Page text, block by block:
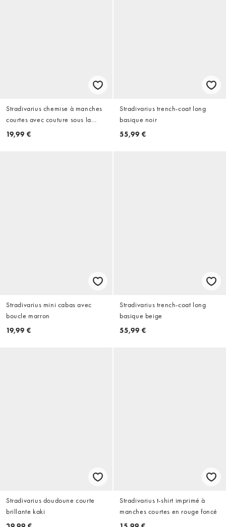
Stradivarius chemise à manches
courtes avec couture sous la
poitrine en écru
19,99 €
Stradivarius trench-coat long
basique noir
55,99 €
Stradivarius mini cabas avec
boucle marron
19,99 €
Stradivarius trench-coat long
basique beige
55,99 €
Stradivarius doudoune courte
brillante kaki
Stradivarius t-shirt imprimé à
manches courtes en rouge foncé